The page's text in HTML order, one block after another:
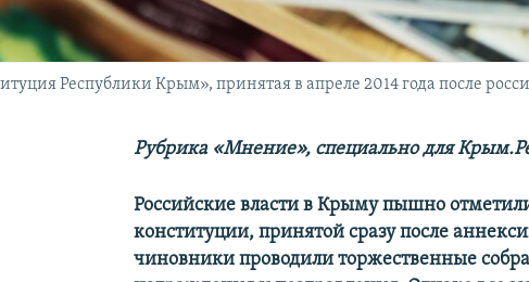
Республики Крым», принятая в апреле 2014 года после
Рубрика «Мнение», специально для
Российские власти в Крыму пышно
конституции, принятой сразу после
чиновники проводили торжественные